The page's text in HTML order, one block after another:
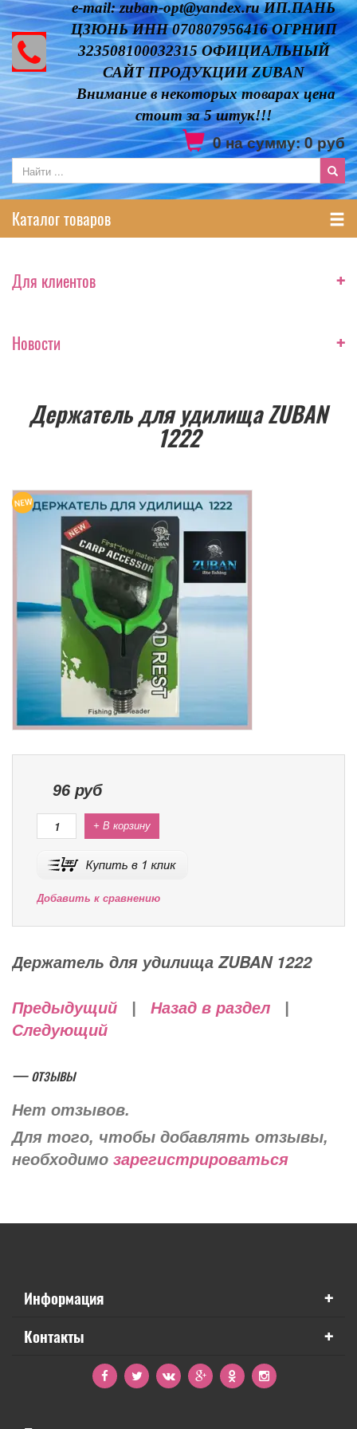
e-mail: zuban-opt@yandex.ru ИП.ПАНЬ
ЦЗЮНЬ ИНН 070807956416 ОГРНИП
323508100032315 ОФИЦИАЛЬНЫЙ
САЙТ ПРОДУКЦИИ ZUBAN
Внимание в некоторых товарах цена
стоит за 5 штук!!!
0на сумму:0руб
Каталог товаров
Для клиентов +
Новости +
Держатель для удилища ZUBAN
1222
96 руб
+ В корзину
Добавить к сравнению
Держатель для удилища ZUBAN 1222
Предыдущий Назад в раздел
Следующий
— отзывы
Нет отзывов.
Для того, чтобы добавлять отзывы,
необходимо зарегистрироваться
Информация +
Контакты +